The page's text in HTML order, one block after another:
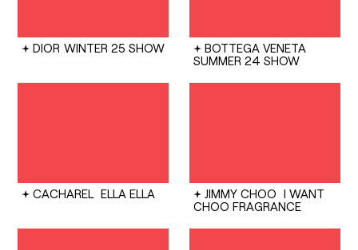
DIOR WINTER 25 SHOW
BOTTEGA VENETA
SUMMER 24 SHOW
CACHAREL ELLA ELLA JIMMY CHOO I WANT
CHOO FRAGRANCE